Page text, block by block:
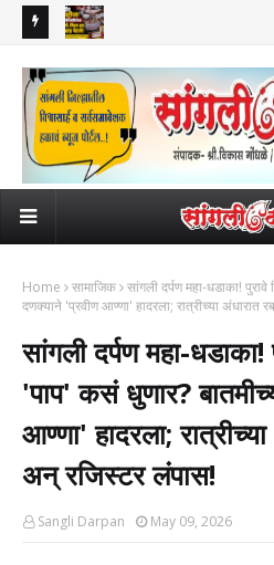
महापालिकेच्या कारभारावर नागरिकांचा
व्यवहार ठप्प!​
सामाजिक
Home सामाजिक सांगली दर्पण महा-धडाका!
दणक्याने 'प्रवीण आण्णा' हादरला; रात्रीच्या अंधारात
सांगली दर्पण महा-
'पाप' कसं धुणार?
आण्णा' हादरला;
अन् रजिस्टर लंपास!
Sangli Darpan May 09, 2026